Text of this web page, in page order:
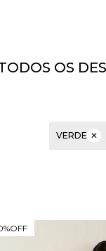
OS
VERDE ✕
OFF